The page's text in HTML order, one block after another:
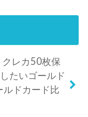
クレカ50枚保
たいゴールド
ルドカード比